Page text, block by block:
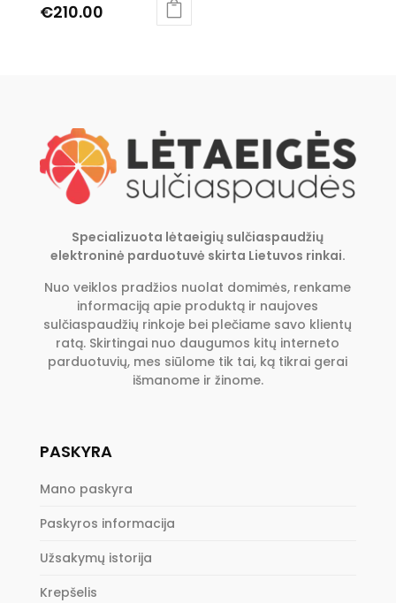
€210.00
The
options
may
the
product
Specializuota lėtaeigių sulčiaspaudžių
elektroninė parduotuvė skirta Lietuvos rinkai.
Nuo veiklos pradžios nuolat domimės, renkame
informaciją apie produktą ir naujoves
sulčiaspaudžių rinkoje bei plečiame savo klientų
ratą. Skirtingai nuo daugumos kitų interneto
parduotuvių, mes siūlome tik tai, ką tikrai gerai
išmanome ir žinome.
PASKYRA
Mano paskyra
Paskyros informacija
Užsakymų istorija
Krepšelis